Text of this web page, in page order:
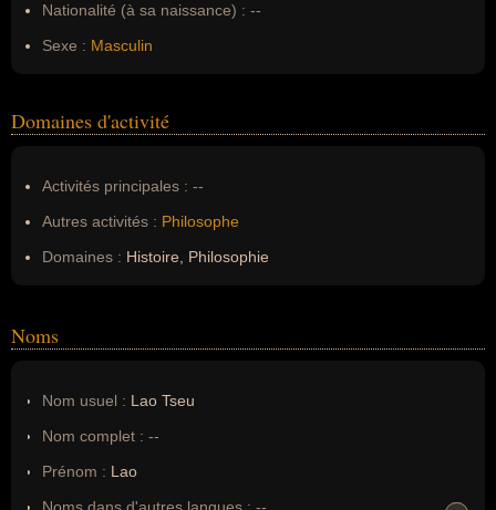
Nationalité (à sa naissance) : --
Sexe : Masculin
Domaines d'activité
Activités principales : --
Autres activités : Philosophe
Domaines : Histoire, Philosophie
Noms
Nom usuel : Lao Tseu
Nom complet : --
Prénom : Lao